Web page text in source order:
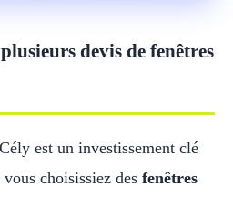
devis de fenêtres
est un investissement clé
choisissiez des fenêtres